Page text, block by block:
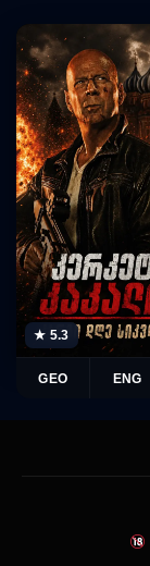
★ 5.3
GEO ENG